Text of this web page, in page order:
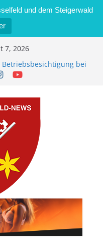
und dem Steigerwald
7, 2026
bei
GmbH
schnell unter
Online-Anmeldung für
von 600 Euro